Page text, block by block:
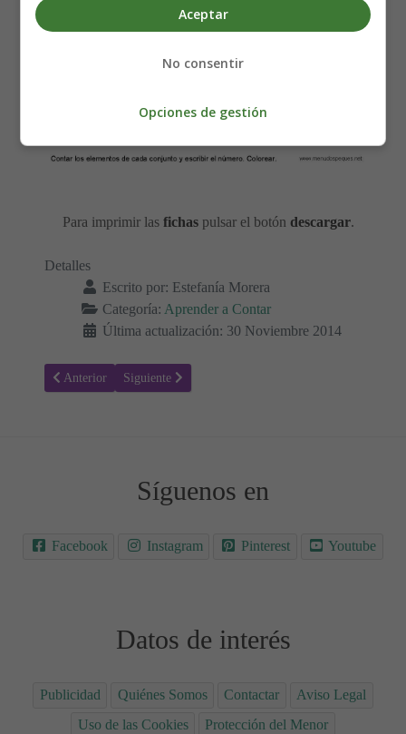
Para imprimir las fichas pulsar el botón descargar.
Detalles
Escrito por: Estefanía Morera
Categoría: Aprender a Contar
Última actualización: 30 Noviembre 2014
Artículo anterior: Aprender a Contar 03
Anterior Artículo siguiente: Aprender a Contar 01
Siguiente
Síguenos en
Facebook Instagram Pinterest Youtube
Datos de interés
Publicidad Quiénes Somos Contactar
Aviso Legal
Uso de las Cookies
Protección del Menor
Aceptar
No consentir
Opciones de gestión